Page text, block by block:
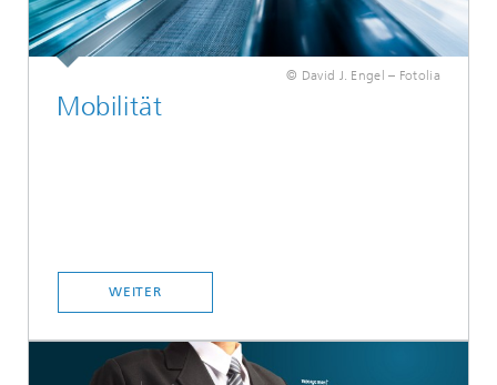
© David J. Engel – Fotolia
Mobilität
WEITER